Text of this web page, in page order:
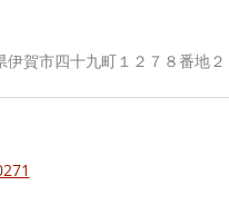
賀市四十九町１２７８番地２